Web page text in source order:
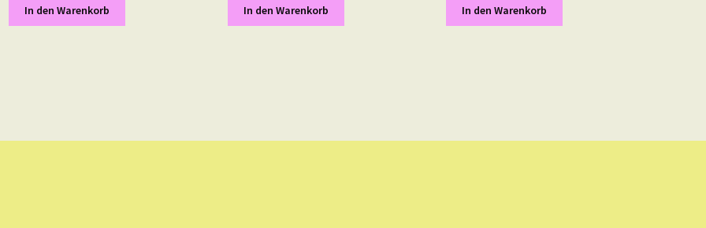
In den Warenkorb In den Warenkorb In den Warenkorb